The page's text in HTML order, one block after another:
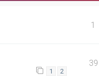
1
1 2
39